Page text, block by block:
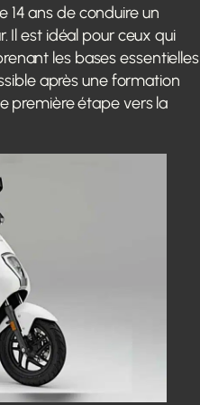
14 ans de conduire un
Il est idéal pour ceux qui
les bases essentielles
après une formation
première étape vers la